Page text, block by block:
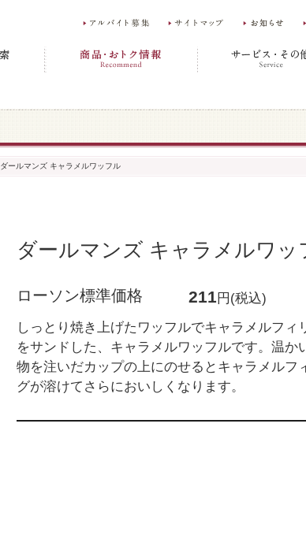
ダールマンズ キャラメルワッフル
ダールマンズ キャラメルワッ
ローソン標準価格 211 円(税込)
しっとり焼き上げたワッフルでキャラメルフィ
をサンドした、キャラメルワッフルです。温か
物を注いだカップの上にのせるとキャラメルフ
グが溶けてさらにおいしくなります。